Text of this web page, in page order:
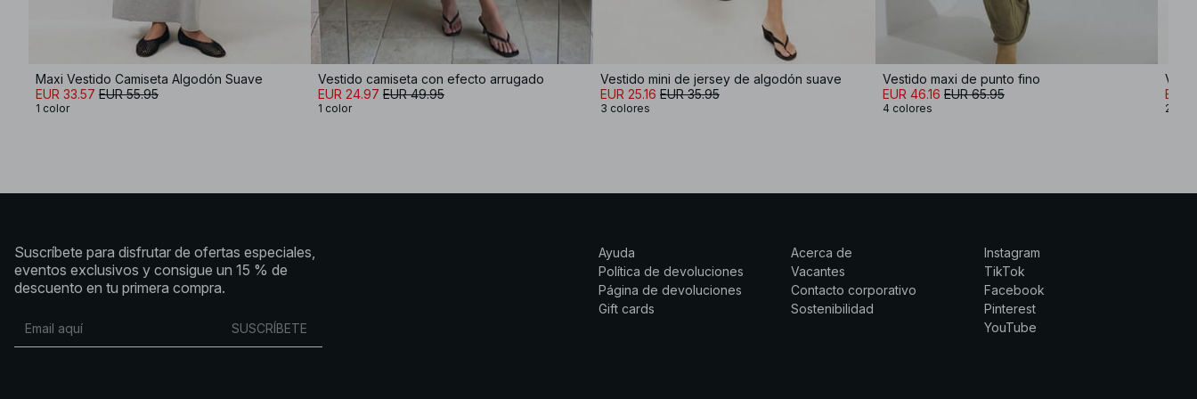
Maxi Vestido Camiseta Algodón Suave
EUR 33.57 EUR 55.95
1 color
Vestido camiseta con efecto arrugado
EUR 24.97 EUR 49.95
1 color
Vestido mini de jersey de algodón suave
EUR 25.16 EUR 35.95
3 colores
Vestido maxi de punto fino
EUR 46.16 EUR 65.95
4 colores
EUR
2
Suscríbete para disfrutar de ofertas especiales,
eventos exclusivos y consigue un 15 % de
descuento en tu primera compra.
SUSCRÍBETE
Ayuda
Política de devoluciones
Página de devoluciones
Gift cards
Acerca de
Vacantes
Contacto corporativo
Sostenibilidad
Instagram
TikTok
Facebook
Pinterest
YouTube